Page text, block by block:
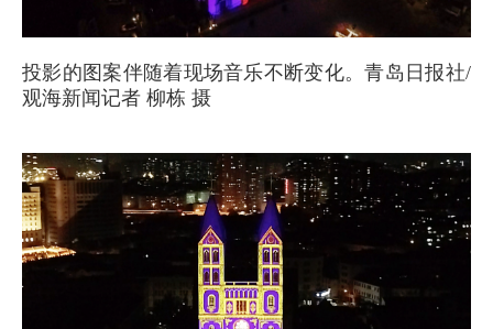
投影的图案伴随着现场音乐不断变化。青岛日报社/
观海新闻记者 柳栋 摄